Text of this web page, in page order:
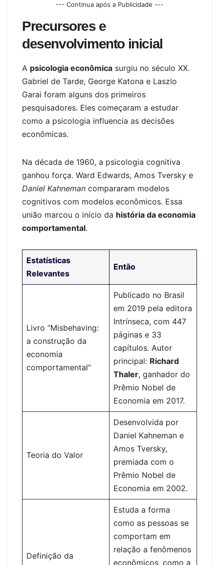
--- Continua após a Publicidade ---
Precursores e
desenvolvimento inicial
A psicologia econômica surgiu no século XX.
Gabriel de Tarde, George Katona e Laszlo
Garai foram alguns dos primeiros
pesquisadores. Eles começaram a estudar
como a psicologia influencia as decisões
econômicas.
Na década de 1960, a psicologia cognitiva
ganhou força. Ward Edwards, Amos Tversky e
Daniel Kahneman compararam modelos
cognitivos com modelos econômicos. Essa
união marcou o início da história da economia
comportamental.
Estatísticas
Relevantes
Então
Livro “Misbehaving:
a construção da
economia
comportamental”
Publicado no Brasil
em 2019 pela editora
Intrínseca, com 447
páginas e 33
capítulos. Autor
principal: Richard
Thaler, ganhador do
Prêmio Nobel de
Economia em 2017.
Teoria do Valor
Desenvolvida por
Daniel Kahneman e
Amos Tversky,
premiada com o
Prêmio Nobel de
Economia em 2002.
Definição da
Estuda a forma
como as pessoas se
comportam em
relação a fenômenos
econômicos, como a